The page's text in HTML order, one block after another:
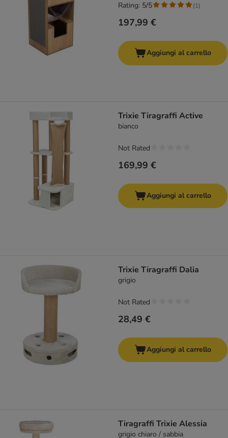
197,99 €
Rating: 5/5 (1)
Aggiungi al carrello
Trixie Tiragraffi Active
bianco
169,99 €
Not Rated
Aggiungi al carrello
Trixie Tiragraffi Dalia
grigio
28,49 €
Not Rated
Aggiungi al carrello
Tiragraffi Trixie Alessia
grigio chiaro / sabbia